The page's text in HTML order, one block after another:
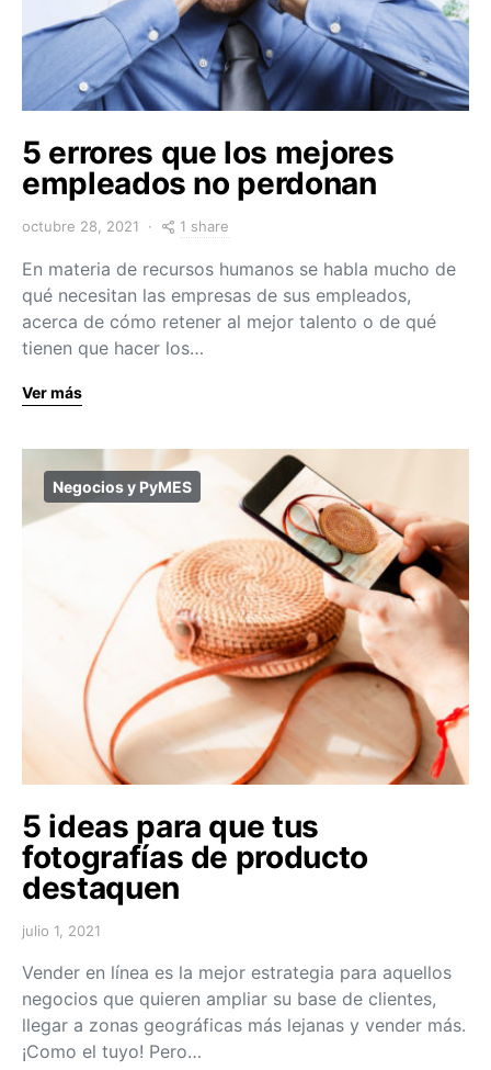
5 errores que los mejores
empleados no perdonan
octubre 28, 2021 1 share
En materia de recursos humanos se habla mucho de
qué necesitan las empresas de sus empleados,
acerca de cómo retener al mejor talento o de qué
tienen que hacer los…
Ver más
Negocios y PyMES
5 ideas para que tus
fotografías de producto
destaquen
julio 1, 2021
Vender en línea es la mejor estrategia para aquellos
negocios que quieren ampliar su base de clientes,
llegar a zonas geográficas más lejanas y vender más.
¡Como el tuyo! Pero…